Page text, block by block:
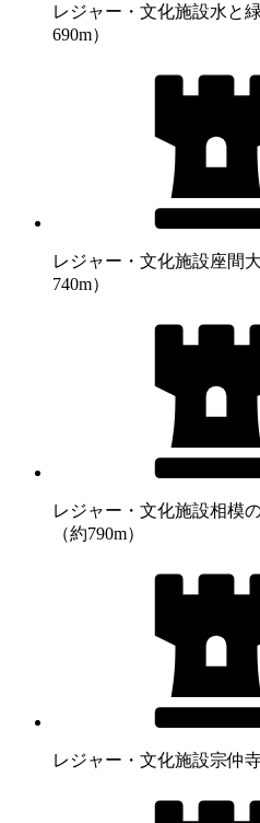
レジャー・文化施設水と
690m）
レジャー・文化施設座間
740m）
レジャー・文化施設相模
（約790m）
レジャー・文化施設宗仲